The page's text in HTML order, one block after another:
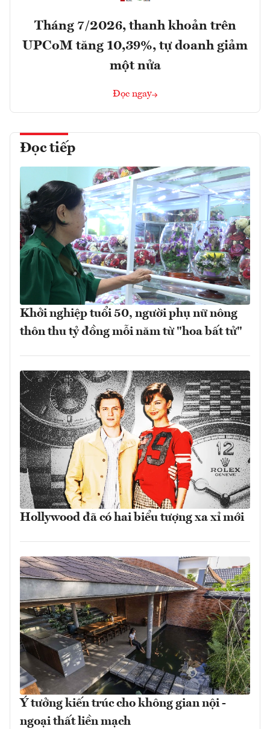
Tháng 7/2026, thanh khoản trên
UPCoM tăng 10,39%, tự doanh giảm
một nửa
Đọc ngay
Đọc tiếp
Khởi nghiệp tuổi 50, người phụ nữ nông
thôn thu tỷ đồng mỗi năm từ "hoa bất tử"
Hollywood đã có hai biểu tượng xa xỉ mới
Ý tưởng kiến trúc cho không gian nội -
ngoại thất liền mạch